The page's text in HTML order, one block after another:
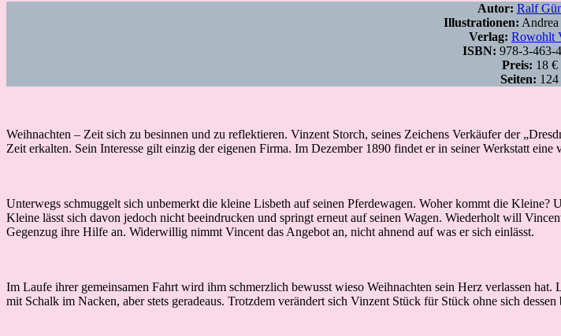
Autor: Ralf
Illustrationen:
Verlag: Rowohlt
ISBN: 978-3-463-
Preis: 18 €
Seiten: 124
Weihnachten – Zeit sich zu besinnen und zu reflektieren. Vinzent Storch, seines Zeichens Verkäufer der
Zeit erkalten. Sein Interesse gilt einzig der eigenen Firma. Im Dezember 1890 findet er in seiner Werkstatt
Unterwegs schmuggelt sich unbemerkt die kleine Lisbeth auf seinen Pferdewagen. Woher kommt die
Kleine lässt sich davon jedoch nicht beeindrucken und springt erneut auf seinen Wagen. Wiederholt will
Gegenzug ihre Hilfe an. Widerwillig nimmt Vincent das Angebot an, nicht ahnend auf was er sich einlässt.
Im Laufe ihrer gemeinsamen Fahrt wird ihm schmerzlich bewusst wieso Weihnachten sein Herz verlassen
mit Schalk im Nacken, aber stets geradeaus. Trotzdem verändert sich Vinzent Stück für Stück ohne sich dessen